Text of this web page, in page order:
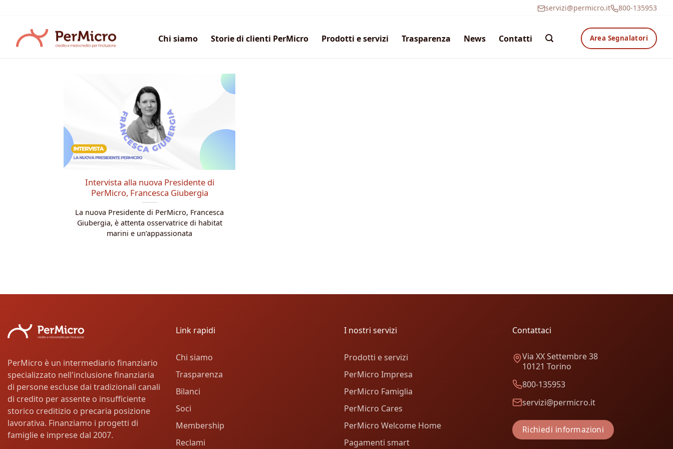
contenuti
servizi@permicro.it 800-135953
Chi siamo Storie di clienti PerMicro Prodotti e servizi Trasparenza News Contatti Area Segnalatori
Intervista alla nuova Presidente di
PerMicro, Francesca Giubergia
La nuova Presidente di PerMicro, Francesca
Giubergia, è attenta osservatrice di habitat
marini e un’appassionata
PerMicro è un intermediario finanziario
specializzato nell'inclusione finanziaria
di persone escluse dai tradizionali canali
di credito per assente o insufficiente
storico creditizio o precaria posizione
lavorativa. Finanziamo i progetti di
famiglie e imprese dal 2007.
Link rapidi
Chi siamo
Trasparenza
Bilanci
Soci
Membership
Reclami
I nostri servizi
Prodotti e servizi
PerMicro Impresa
PerMicro Famiglia
PerMicro Cares
PerMicro Welcome Home
Pagamenti smart
Contattaci
Via XX Settembre 38
10121 Torino
800-135953
servizi@permicro.it
Richiedi informazioni